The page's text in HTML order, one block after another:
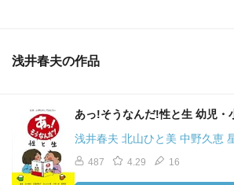
浅井春夫の作品
あっ!そうなんだ!性と生 幼児・
浅井春夫 北山ひと美 中野久恵
487 4.29 16